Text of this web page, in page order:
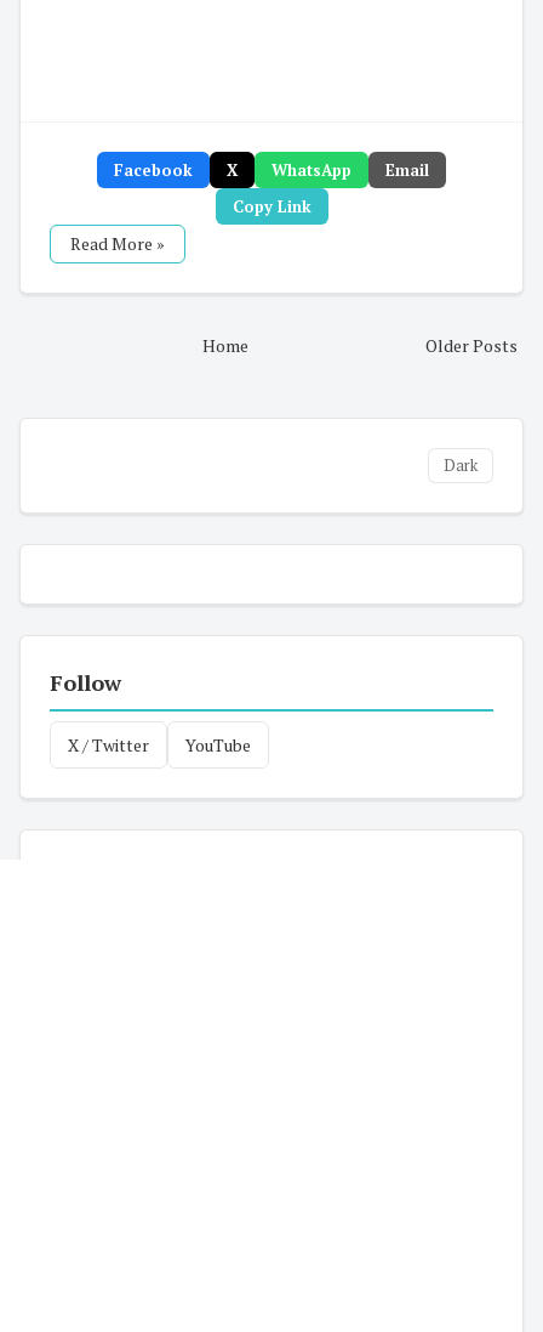
Facebook X WhatsApp
Email
Copy Link
Read More »
Older Posts
Home
Dark
Follow
X / Twitter YouTube